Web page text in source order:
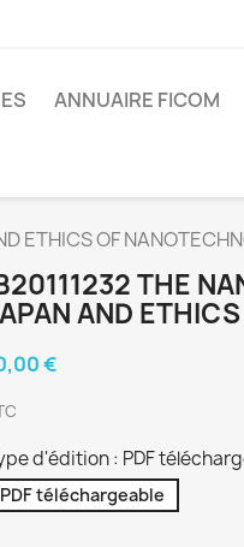
ANNUAIRE FICOM
ETHICS OF
THE
AND
€
d'édition : PDF
PDF téléchargeable